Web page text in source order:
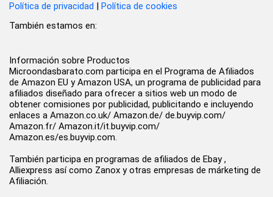
Política de privacidad | Política de cookies
También estamos en:
Información sobre Productos
Microondasbarato.com participa en el Programa de Afiliados
de Amazon EU y Amazon USA, un programa de publicidad para
afiliados diseñado para ofrecer a sitios web un modo de
obtener comisiones por publicidad, publicitando e incluyendo
enlaces a Amazon.co.uk/ Amazon.de/ de.buyvip.com/
Amazon.fr/ Amazon.it/it.buyvip.com/
Amazon.es/es.buyvip.com.
También participa en programas de afiliados de Ebay ,
Alliexpress así como Zanox y otras empresas de márketing de
Afiliación.